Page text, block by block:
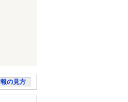
の見方